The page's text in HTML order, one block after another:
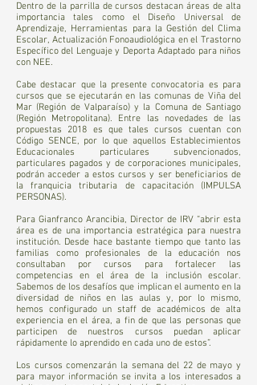
Dentro de la parrilla de cursos destacan áreas de alta
importancia tales como el Diseño Universal de
Aprendizaje, Herramientas para la Gestión del Clima
Escolar, Actualización Fonoaudiológica en el Trastorno
Específico del Lenguaje y Deporta Adaptado para niños
con NEE.
Cabe destacar que la presente convocatoria es para
cursos que se ejecutarán en las comunas de Viña del
Mar (Región de Valparaíso) y la Comuna de Santiago
(Región Metropolitana). Entre las novedades de las
propuestas 2018 es que tales cursos cuentan con
Código SENCE, por lo que aquellos Establecimientos
Educacionales particulares subvencionados,
particulares pagados y de corporaciones municipales,
podrán acceder a estos cursos y ser beneficiarios de
la franquicia tributaria de capacitación (IMPULSA
PERSONAS).
Para Gianfranco Arancibia, Director de IRV “abrir esta
área es de una importancia estratégica para nuestra
institución. Desde hace bastante tiempo que tanto las
familias como profesionales de la educación nos
consultaban por cursos para fortalecer las
competencias en el área de la inclusión escolar.
Sabemos de los desafíos que implican el aumento en la
diversidad de niños en las aulas y, por lo mismo,
hemos configurado un staff de académicos de alta
experiencia en el área, a fin de que las personas que
participen de nuestros cursos puedan aplicar
rápidamente lo aprendido en cada uno de estos”.
Los cursos comenzarán la semana del 22 de mayo y
para mayor información se invita a los interesados a